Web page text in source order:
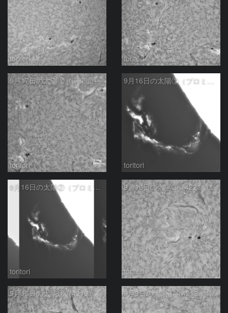
toritori toritori
9月17日の太陽①（南東面）
toritori toritori
9月16日の太陽②（プロミネンス噴出時間変化）
toritori
9月16日の太陽➂（4221，4216）
toritori
9月15日の太陽①（4216） 9月9日の太陽①（4213，4211）